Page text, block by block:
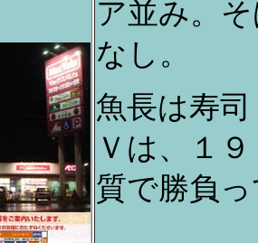
ア並み。
なし。
魚長は寿
Ｖは、１
質で勝負